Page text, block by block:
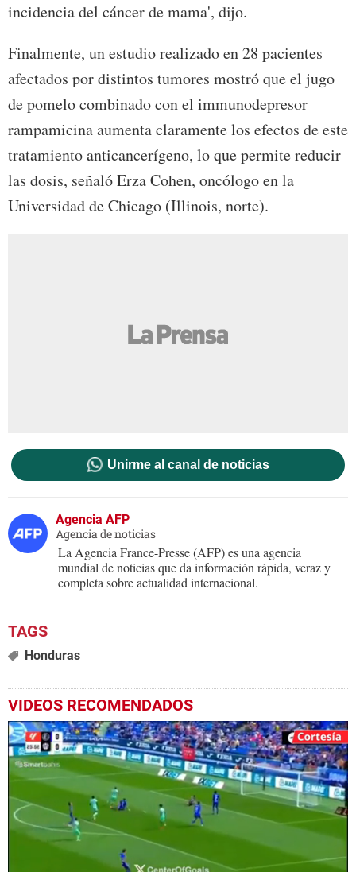
incidencia del cáncer de mama', dijo.
Finalmente, un estudio realizado en 28 pacientes
afectados por distintos tumores mostró que el jugo
de pomelo combinado con el immunodepresor
rampamicina aumenta claramente los efectos de este
tratamiento anticancerígeno, lo que permite reducir
las dosis, señaló Erza Cohen, oncólogo en la
Universidad de Chicago (Illinois, norte).
Unirme al canal de noticias
Agencia AFP
Agencia de noticias
La Agencia France-Presse (AFP) es una agencia
mundial de noticias que da información rápida, veraz y
completa sobre actualidad internacional.
Honduras
VIDEOS RECOMENDADOS